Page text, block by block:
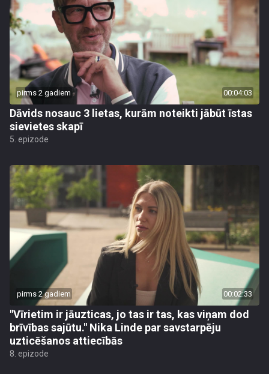
pirms 2 gadiem 00:04:03
Dāvids nosauc 3 lietas, kurām noteikti jābūt īstas
sievietes skapī
5. epizode
pirms 2 gadiem 00:02:33
"Vīrietim ir jāuzticas, jo tas ir tas, kas viņam dod
brīvības sajūtu." Nika Linde par savstarpēju
uzticēšanos attiecībās
8. epizode